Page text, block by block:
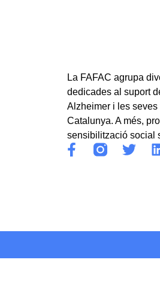
La FAFAC agrupa
dedicades al suport
Alzheimer i les seves
Catalunya. A més,
sensibilització social